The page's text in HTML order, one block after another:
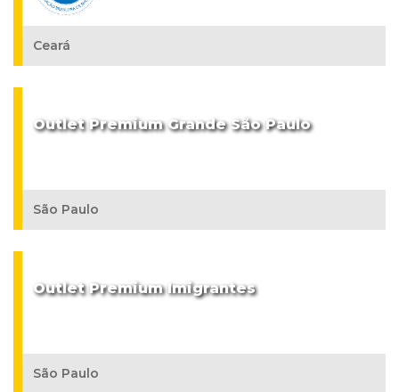
Ceará
Outlet Premium Grande São Paulo
São Paulo
Outlet Premium Imigrantes
São Paulo